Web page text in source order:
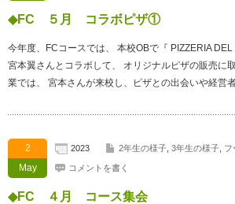
◆FC ５月 コラボピザ①
今年度、FCコースでは、 本校OBで『 PIZZERIA
宮本翼さんとコラボして、 オリジナルピザの販売に
業では、 宮本さんが来校し、ピザとの出会いや経営
2
May
2023 2年生の様子 3年生の様子 フ
コメントを書く
◆FC ４月 コース集会